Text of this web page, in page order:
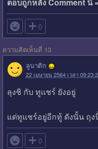
ตอบถูกหลัง Comment นี้
 0
ความคิดเห็นที่ 13
ลูนาติก
22 เมษายน 2564 เวลา
ลุงชิ กับ ทูแชร์ ยังอยู่
แต่ทูแชร์อยู่อีกทู้ ดังนั้น ถุ
 0